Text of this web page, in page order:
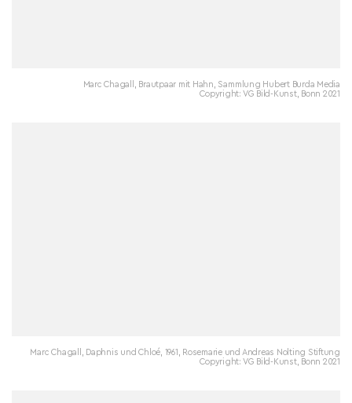
Marc Chagall, Brautpaar mit Hahn, Sammlung Hubert Burda Media
Copyright: VG Bild-Kunst, Bonn 2021
Marc Chagall, Daphnis und Chloé, 1961, Rosemarie und Andreas Nolting Stiftung
Copyright: VG Bild-Kunst, Bonn 2021